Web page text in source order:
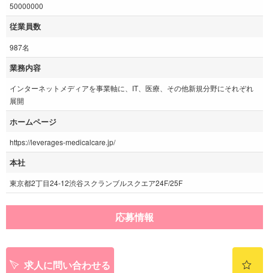
50000000
従業員数
987名
業務内容
インターネットメディアを事業軸に、IT、医療、その他新規分野にそれぞれ
展開
ホームページ
https://leverages-medicalcare.jp/
本社
東京都2丁目24-12渋谷スクランブルスクエア24F/25F
応募情報
求人に問い合わせる